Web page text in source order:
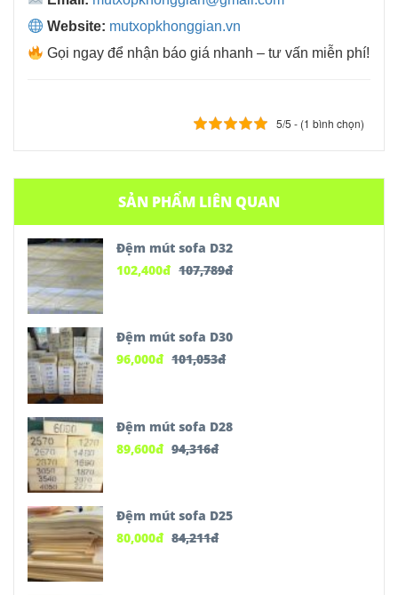
Website: mutxopkhonggian.vn
Gọi ngay để nhận báo giá nhanh – tư vấn miễn phí!
5/5 - (1 bình chọn)
SẢN PHẨM LIÊN QUAN
Đệm mút sofa D32
102,400đ 107,789đ
Đệm mút sofa D30
96,000đ 101,053đ
Đệm mút sofa D28
89,600đ 94,316đ
Đệm mút sofa D25
80,000đ 84,211đ